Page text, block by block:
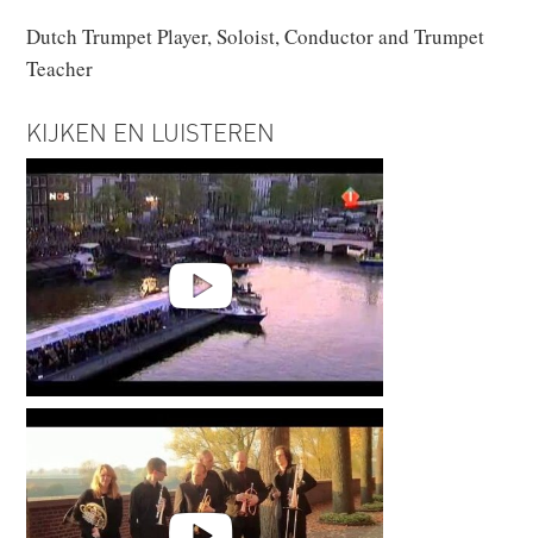
Dutch Trumpet Player, Soloist, Conductor and Trumpet
Teacher
KIJKEN EN LUISTEREN
Bevrijdingsdag 2010